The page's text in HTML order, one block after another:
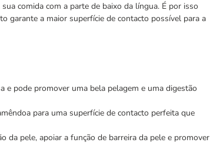
comida com a parte de baixo da língua. É por isso
garante a maior superfície de contacto possível para a
e pode promover uma bela pelagem e uma digestão
para uma superfície de contacto perfeita que
da pele, apoiar a função de barreira da pele e promover